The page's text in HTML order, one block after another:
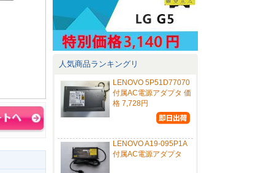
人気商品ランキングリ
LENOVO 5P51D77070
付属AC電源アダプタ 価
格 7,728円
LENOVO A19-095P1A
付属AC電源アダプタ